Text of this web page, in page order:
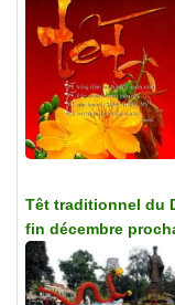
Têt traditionnel du
fin décembre